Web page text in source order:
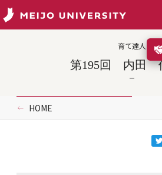
育て達人
第195回 内田
HOME